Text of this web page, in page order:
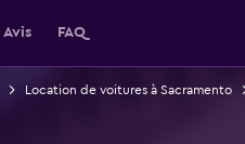
Avis FAQ
Location de voitures à Sacramento